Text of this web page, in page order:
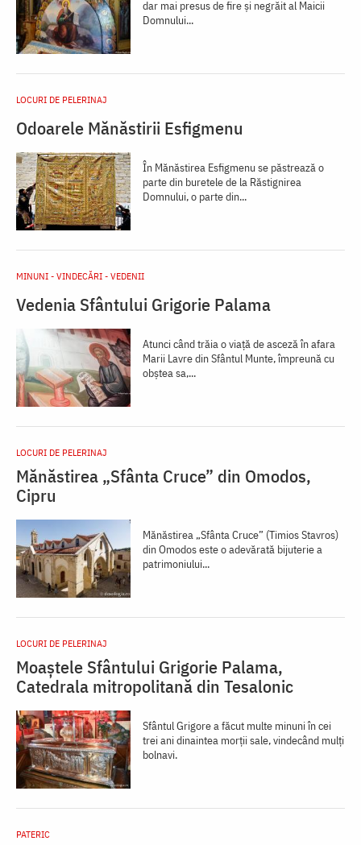
dar mai presus de fire și negrăit al Maicii
Domnului...
LOCURI DE PELERINAJ
Odoarele Mănăstirii Esfigmenu
În Mănăstirea Esfigmenu se păstrează o
parte din buretele de la Răstignirea
Domnului, o parte din...
MINUNI - VINDECĂRI - VEDENII
Vedenia Sfântului Grigorie Palama
Atunci când trăia o viață de asceză în afara
Marii Lavre din Sfântul Munte, împreună cu
obștea sa,...
LOCURI DE PELERINAJ
Mănăstirea „Sfânta Cruce” din Omodos,
Cipru
Mănăstirea „Sfânta Cruce” (Timios Stavros)
din Omodos este o adevărată bijuterie a
patrimoniului...
LOCURI DE PELERINAJ
Moaștele Sfântului Grigorie Palama,
Catedrala mitropolitană din Tesalonic
Sfântul Grigore a făcut multe minuni în cei
trei ani dinaintea morții sale, vindecând mulți
bolnavi.
PATERIC